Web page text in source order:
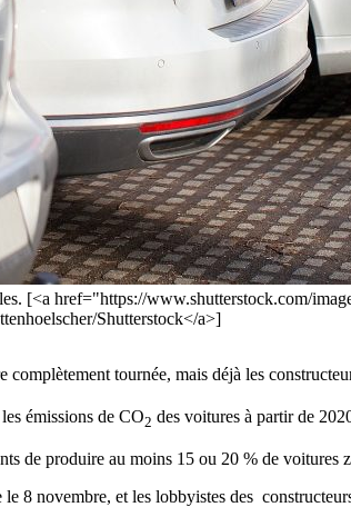
[<a href="https://www.shutterstock.com/
Shutterstock</a>]
complètement tournée, mais déjà les
émissions de CO2 des voitures à partir de
de produire au moins 15 ou 20 % de voitures
8 novembre, et les lobbyistes des